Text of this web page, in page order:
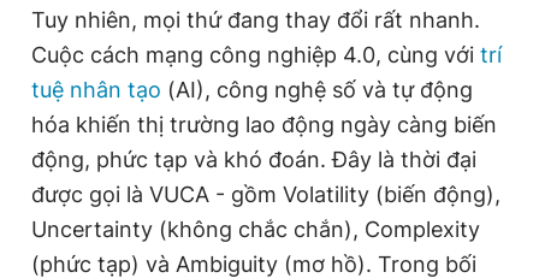
0906 645 777 0908 780 404
Đặt báo Quảng cáo RSS Tòa soạn Chính sách bảo
Tổng biên tập: Nguyễn Ngọc Toàn
Phó tổng biên tập thường trực: Hải Thành
Phó tổng biên tập: Lâm Hiếu Dũng
Phó tổng biên tập: Trần Việt Hưng
Tổng thư ký tòa soạn: Đức Trung
Tuy nhiên, mọi thứ đang thay đổi rất nhanh.
Cuộc cách mạng công nghiệp 4.0, cùng với trí
tuệ nhân tạo (AI), công nghệ số và tự động
hóa khiến thị trường lao động ngày càng biến
động, phức tạp và khó đoán. Đây là thời đại
được gọi là VUCA - gồm Volatility (biến động),
Uncertainty (không chắc chắn), Complexity
(phức tạp) và Ambiguity (mơ hồ). Trong bối